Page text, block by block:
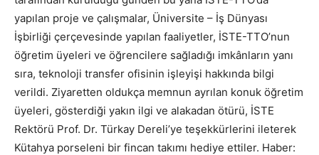
yapılan proje ve çalışmalar, Üniversite – İş Dünyası
İşbirliği çerçevesinde yapılan faaliyetler, İSTE-TTO’nun
öğretim üyeleri ve öğrencilere sağladığı imkânların yanı
sıra, teknoloji transfer ofisinin işleyişi hakkında bilgi
verildi. Ziyaretten oldukça memnun ayrılan konuk öğretim
üyeleri, gösterdiği yakın ilgi ve alakadan ötürü, İSTE
Rektörü Prof. Dr. Türkay Dereli’ye teşekkürlerini ileterek
Kütahya porseleni bir fincan takımı hediye ettiler. Haber: